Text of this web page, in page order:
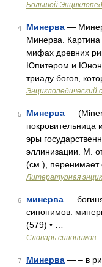
Большой
4 Минерва —
Минерва.
мифах древних
Юпитером и
триаду богов,
Энциклопедический
5 Минерва —
покровительница
эры
эллинизации. М.
(см.), перенимает
Литературная
6 минерва —
синонимов.
(579) • …
Словарь синонимов
7 Минерва — – в